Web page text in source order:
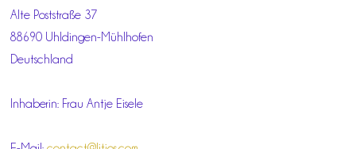
Alte Poststraße 37
88690 Uhldingen-Mühlhofen
Deutschland
Inhaberin: Frau Antje Eisele